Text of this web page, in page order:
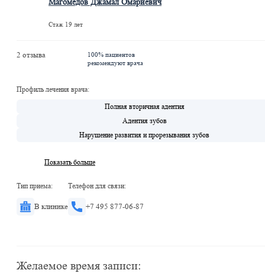
Стаж 19 лет
2 отзыва
100% пациентов
рекомендуют врача
Профиль лечения врача:
Полная вторичная адентия
Адентия зубов
Нарушение развития и прорезывания зубов
Показать больше
Тип приема:
В клинике
Телефон для связи:
+7 495 877-06-87
Желаемое время записи: